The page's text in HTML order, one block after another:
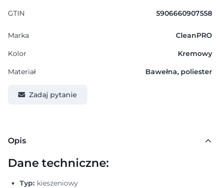
GTIN 5906660907558
Marka CleanPRO
Kolor Kremowy
Materiał Bawełna, poliester
Zadaj pytanie
Opis
Dane techniczne:
Typ: kieszeniowy